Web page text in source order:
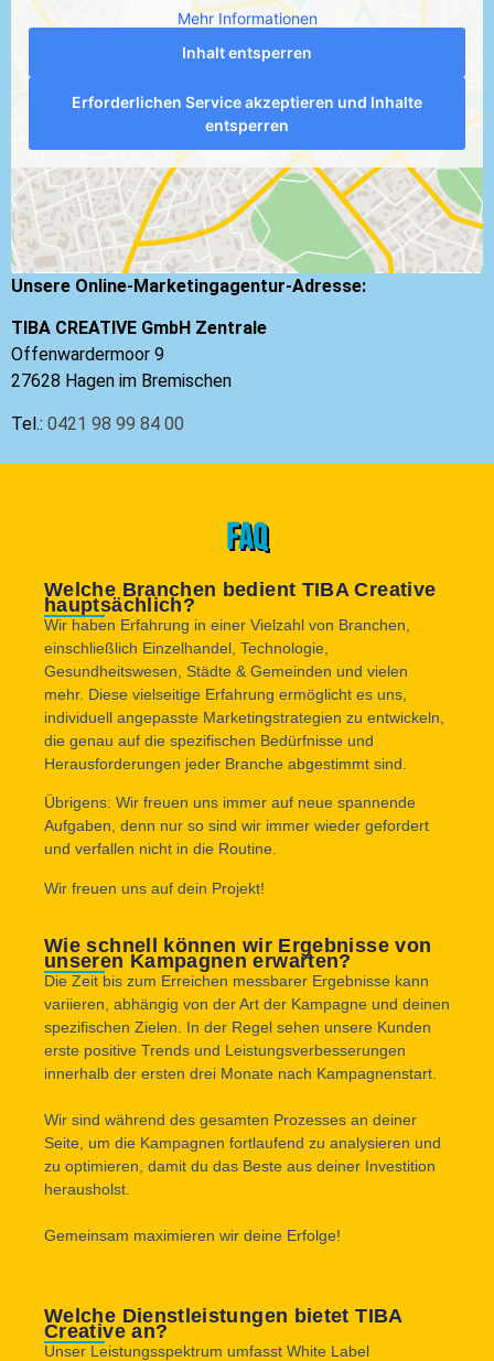
Mehr Informationen
Inhalt entsperren
Erforderlichen Service akzeptieren und Inhalte
entsperren
Unsere Online-Marketingagentur-Adresse:
TIBA CREATIVE GmbH Zentrale
Offenwardermoor 9
27628 Hagen im Bremischen
Tel.: 0421 98 99 84 00
FAQ
Welche Branchen bedient TIBA Creative
hauptsächlich?
Wir haben Erfahrung in einer Vielzahl von Branchen,
einschließlich Einzelhandel, Technologie,
Gesundheitswesen, Städte & Gemeinden und vielen
mehr. Diese vielseitige Erfahrung ermöglicht es uns,
individuell angepasste Marketingstrategien zu entwickeln,
die genau auf die spezifischen Bedürfnisse und
Herausforderungen jeder Branche abgestimmt sind.
Übrigens: Wir freuen uns immer auf neue spannende
Aufgaben, denn nur so sind wir immer wieder gefordert
und verfallen nicht in die Routine.
Wir freuen uns auf dein Projekt!
Wie schnell können wir Ergebnisse von
unseren Kampagnen erwarten?
Die Zeit bis zum Erreichen messbarer Ergebnisse kann
variieren, abhängig von der Art der Kampagne und deinen
spezifischen Zielen. In der Regel sehen unsere Kunden
erste positive Trends und Leistungsverbesserungen
innerhalb der ersten drei Monate nach Kampagnenstart.
Wir sind während des gesamten Prozesses an deiner
Seite, um die Kampagnen fortlaufend zu analysieren und
zu optimieren, damit du das Beste aus deiner Investition
herausholst.
Gemeinsam maximieren wir deine Erfolge!
Welche Dienstleistungen bietet TIBA
Creative an?
Unser Leistungsspektrum umfasst White Label